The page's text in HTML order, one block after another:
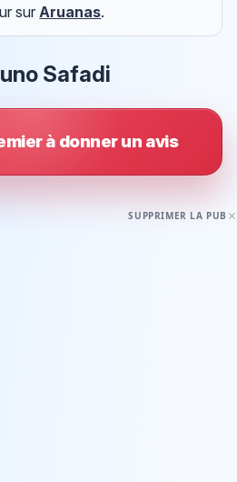
surAruanas.
Safadi
à donner un avis
SUPPRIMER LA PUB